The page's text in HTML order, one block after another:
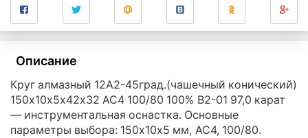
Описание
Круг алмазный 12А2-45град.(чашечный конический)
150х10х5х42х32 АС4 100/80 100% В2-01 97,0 карат
— инструментальная оснастка. Основные
параметры выбора: 150х10х5 мм, АС4, 100/80.